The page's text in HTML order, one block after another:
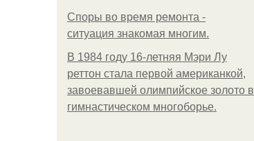
Споры во время ремонта -
ситуация знакомая многим.
В 1984 году 16-летняя Мэри Лу
реттон стала первой американкой,
завоевавшей олимпийское золото в
гимнастическом многоборье.